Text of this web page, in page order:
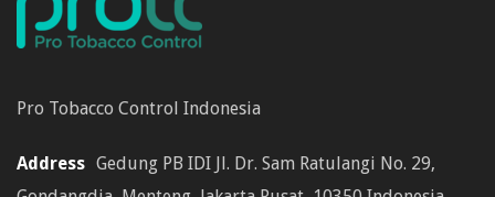
Pro Tobacco Control Indonesia
Address Gedung PB IDI Jl. Dr. Sam Ratulangi No. 29,